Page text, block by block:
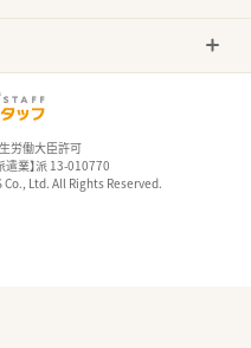
労働大臣許可
遣業】派 13-010770
Co., Ltd. All Rights Reserved.